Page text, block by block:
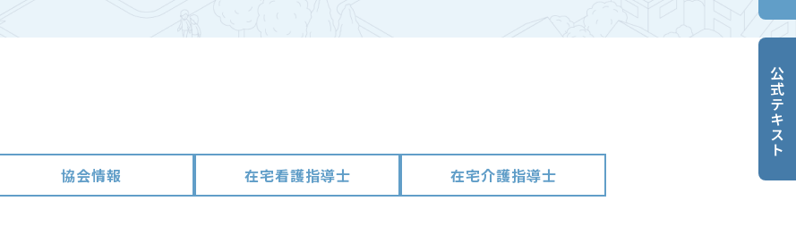
公式テキスト
協会情報 在宅看護指導士 在宅介護指導士